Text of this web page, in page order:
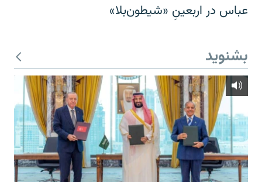
عباس در اربعینِ «شیطون‌بلا»
بشنوید